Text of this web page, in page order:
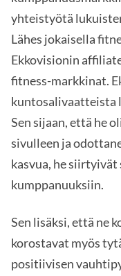
yhteistyötä
Lähes jokaisella
Ekkovisionin
fitness-markkinat.
kuntosalivaatteista
Sen sijaan, että he
sivulleen ja
kasvua, he
kumppanuuksiin.
Sen lisäksi, että ne
korostavat myös
positiivisen